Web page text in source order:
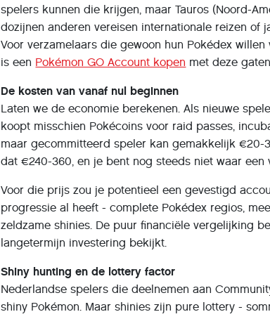
spelers kunnen die krijgen, maar Tauros (Noord-
dozijnen anderen vereisen internationale reizen of
Voor verzamelaars die gewoon hun Pokédex
is een Pokémon GO Account kopen met deze
De kosten van vanaf nul beginnen
Laten we de economie berekenen. Als nieuwe
koopt misschien Pokécoins voor raid passes,
maar gecommitteerd speler kan gemakkelijk €20-
dat €240-360, en je bent nog steeds niet waar een
Voor die prijs zou je potentieel een gevestigd
progressie al heeft - complete Pokédex regios,
zeldzame shinies. De puur financiële vergelijking
langetermijn investering bekijkt.
Shiny hunting en de lottery factor
Nederlandse spelers die deelnemen aan
shiny Pokémon. Maar shinies zijn pure lottery -